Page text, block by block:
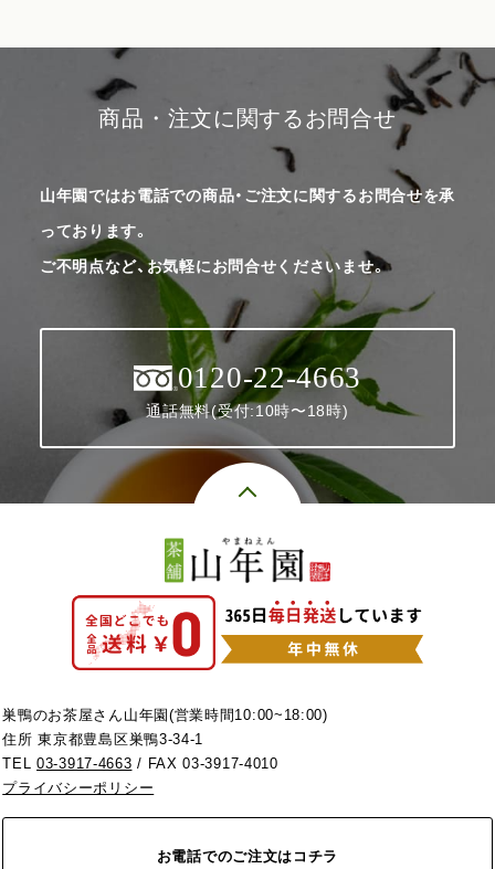
商品・注文に関するお問合せ
山年園ではお電話での商品・ご注文に関するお問合せを承
っております。
ご不明点など、お気軽にお問合せくださいませ。
0120-22-4663
通話無料(受付:10時〜18時)
巣鴨のお茶屋さん山年園(営業時間10:00~18:00)
住所 東京都豊島区巣鴨3-34-1
TEL03-3917-4663 / FAX 03-3917-4010
プライバシーポリシー
お電話でのご注文はコチラ